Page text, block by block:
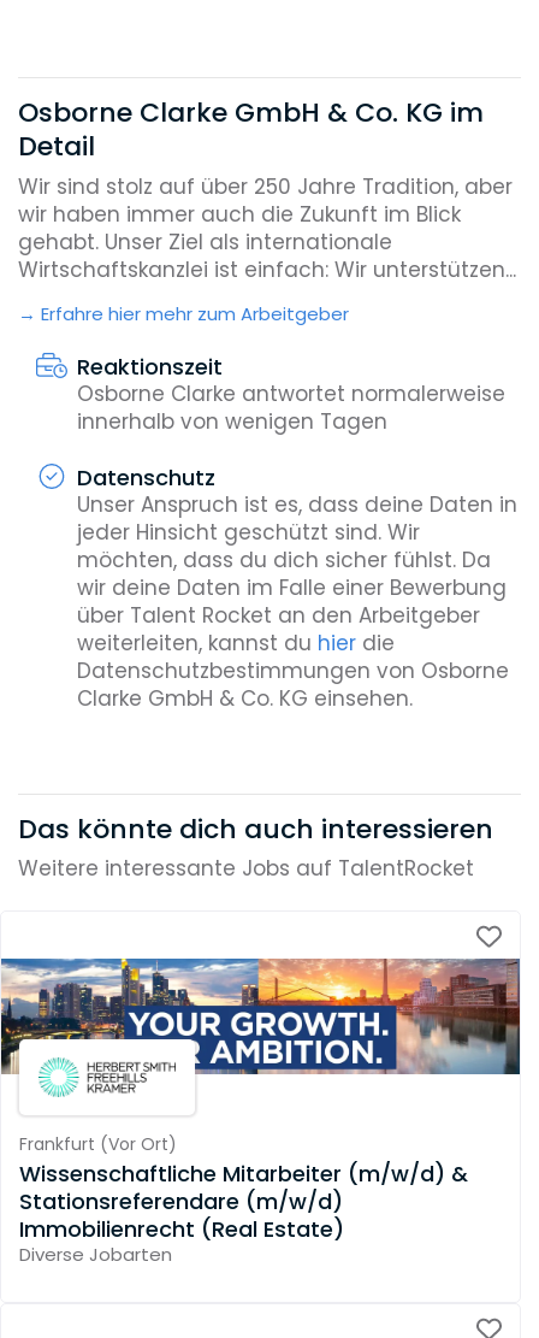
Osborne Clarke GmbH & Co. KG im
Detail
Wir sind stolz auf über 250 Jahre Tradition, aber
wir haben immer auch die Zukunft im Blick
gehabt. Unser Ziel als internationale
Wirtschaftskanzlei ist einfach: Wir unterstützen...
Erfahre hier mehr zum Arbeitgeber
Reaktionszeit
Osborne Clarke antwortet normalerweise
innerhalb von wenigen Tagen
Datenschutz
Unser Anspruch ist es, dass deine Daten in
jeder Hinsicht geschützt sind. Wir
möchten, dass du dich sicher fühlst. Da
wir deine Daten im Falle einer Bewerbung
über Talent Rocket an den Arbeitgeber
weiterleiten, kannst du hierdie
Datenschutzbestimmungen von Osborne
Clarke GmbH & Co. KG einsehen.
Das könnte dich auch interessieren
Weitere interessante Jobs auf TalentRocket
Frankfurt (Vor Ort)
Wissenschaftliche Mitarbeiter (m/w/d) &
Stationsreferendare (m/w/d)
Immobilienrecht (Real Estate)
Diverse Jobarten